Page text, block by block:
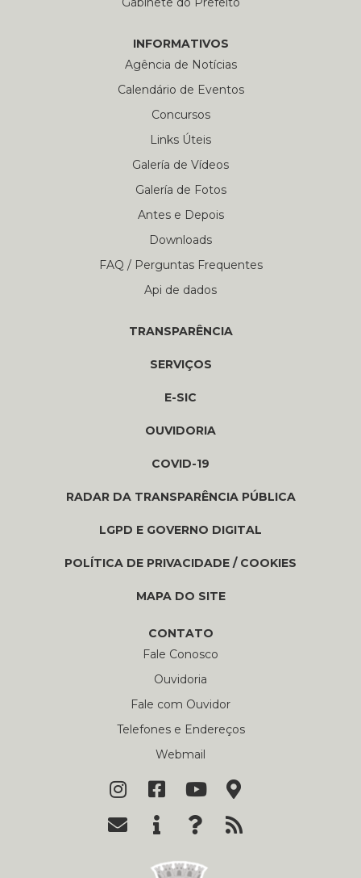
INFORMATIVOS
Agência de Notícias
Calendário de Eventos
Concursos
Links Úteis
Galería de Vídeos
Galería de Fotos
Antes e Depois
Downloads
FAQ / Perguntas Frequentes
Api de dados
TRANSPARÊNCIA
SERVIÇOS
E-SIC
OUVIDORIA
COVID-19
RADAR DA TRANSPARÊNCIA PÚBLICA
LGPD E GOVERNO DIGITAL
POLÍTICA DE PRIVACIDADE / COOKIES
MAPA DO SITE
CONTATO
Fale Conosco
Ouvidoria
Fale com Ouvidor
Telefones e Endereços
Webmail